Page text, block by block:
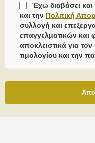
Έχω διαβάσει
και την Πολιτική
συλλογή και
επαγγελματικών και
αποκλειστικά για
τιμολογίου και την